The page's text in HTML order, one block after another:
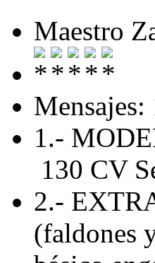
Maestro
Mensajes:
1.-
130 CV
2.-
(faldones